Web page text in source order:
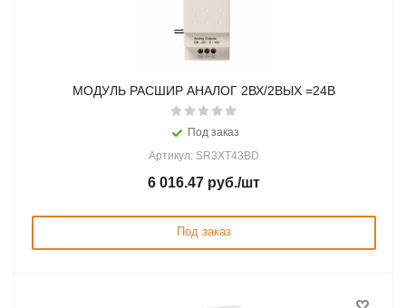
МОДУЛЬ РАСШИР АНАЛОГ 2ВХ/2ВЫХ =24В
Под заказ
Артикул: SR3XT43BD
6 016.47 руб./шт
Под заказ